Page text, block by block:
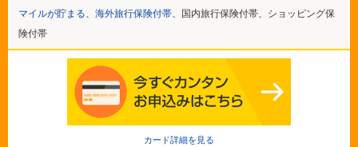
マイルが貯まる
海外旅行保険付帯 、国内旅行保険付帯、ショッピング保
険付帯
カード詳細を見る